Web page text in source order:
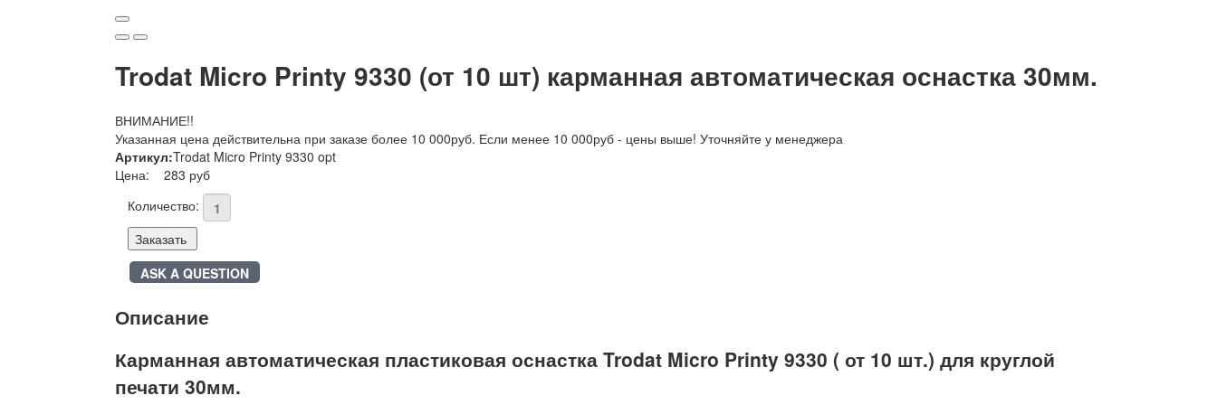
Trodat Micro Printy 9330 (от 10 шт) карманная автоматическая оснастка 30мм.
ВНИМАНИЕ!!
Указанная цена действительна при заказе более 10 000руб. Если менее 10 000руб - цены выше! Уточняйте у менеджера
Артикул:Trodat Micro Printy 9330 opt
Цена:
283 руб
Количество:
Заказать
ASK A QUESTION
Описание
Карманная автоматическая пластиковая оснастка Trodat Micro Printy 9330 ( от 10 шт.) для круглой
печати 30мм.